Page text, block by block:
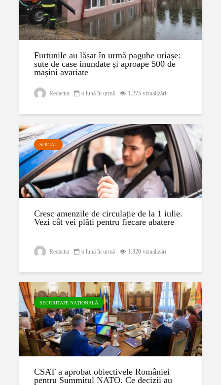
Furtunile au lăsat în urmă pagube uriașe:
sute de case inundate și aproape 500 de
mașini avariate
Redactia o lună în urmă 1.275 vizualizări
SOCIAL
Cresc amenzile de circulație de la 1 iulie.
Vezi cât vei plăti pentru fiecare abatere
Redactia o lună în urmă 1.320 vizualizări
SECURITATE NAȚIONALĂ
CSAT a aprobat obiectivele României
pentru Summitul NATO. Ce decizii au